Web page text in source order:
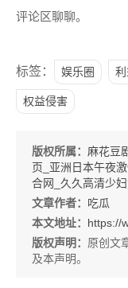
评论区聊聊。
标签： 娱乐圈
权益侵害
版权所属： 麻花豆
页_亚洲日本午夜
合网_久久高清少
文章作者： 吃瓜
本文地址： https://
版权声明： 原创文
及本声明。